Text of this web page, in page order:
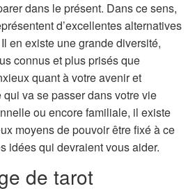
i
o
dans le présent. Dans ce sens,
d’excellentes alternatives
en existe une grande diversité,
connus et plus prisés que
quant à votre avenir et
va se passer dans votre vie
ou encore familiale, il existe
moyens de pouvoir être fixé à ce
idées qui devraient vous aider.
de tarot